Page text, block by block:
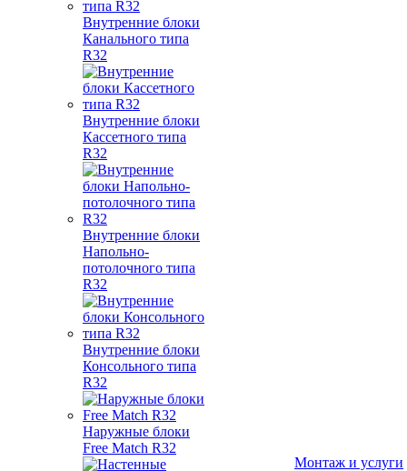
Внутренние блоки
Канального типа
R32
Внутренние блоки
Кассетного типа
R32
Внутренние блоки
Напольно-
потолочного типа
R32
Внутренние блоки
Консольного типа
R32
Наружные блоки
Free Match R32
Монтаж и услуги